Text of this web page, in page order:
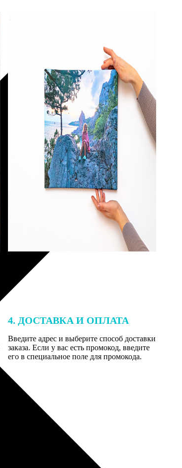
4. ДОСТАВКА И ОПЛАТА
Введите адрес и выберите способ доставки
заказа. Если у вас есть промокод, введите
его в специальное поле для промокода.